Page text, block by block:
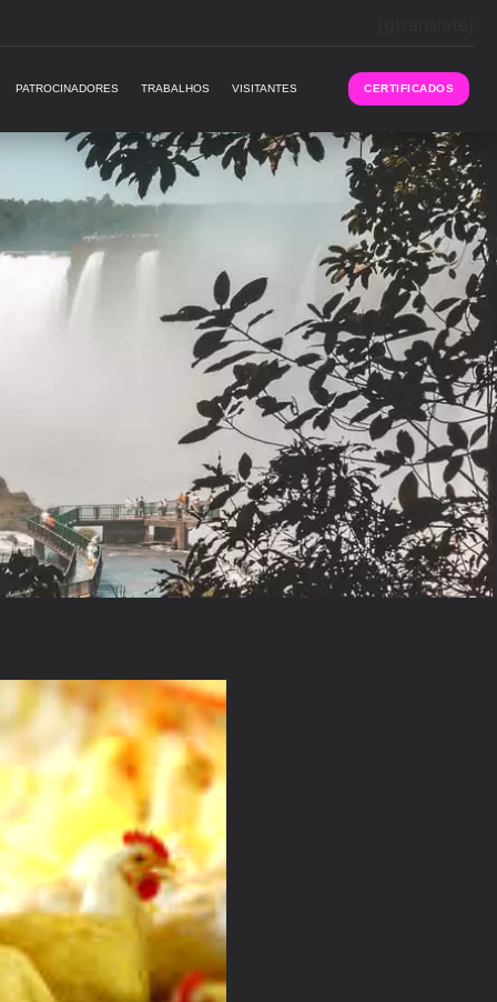
PATROCINADORES TRABALHOS VISITANTES CERTIFICADOS